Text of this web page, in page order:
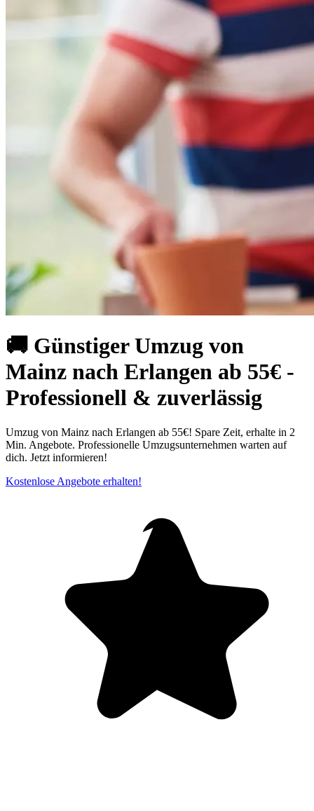
🚚 Günstiger Umzug von
Mainz nach Erlangen ab 55€ -
Professionell & zuverlässig
Umzug von Mainz nach Erlangen ab 55€! Spare Zeit, erhalte in 2
Min. Angebote. Professionelle Umzugsunternehmen warten auf
dich. Jetzt informieren!
Kostenlose Angebote erhalten!